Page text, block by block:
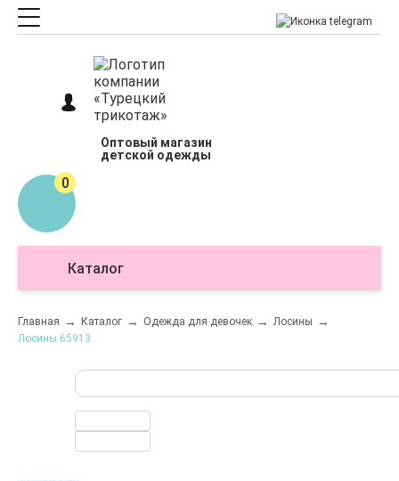
Оптовый магазин
детской одежды
0
Каталог
Главная Каталог Одежда для девочек
Лосины
Лосины 65913